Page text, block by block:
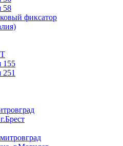
58
фиксатор
155
251